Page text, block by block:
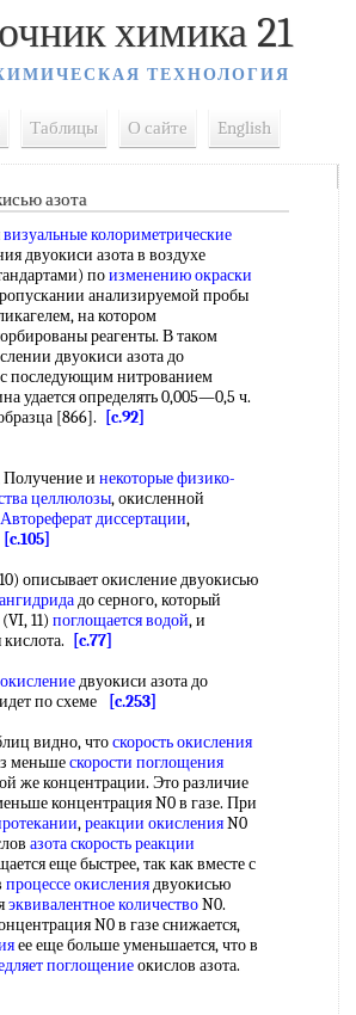
химика 21
ТЕХНОЛОГИЯ
Таблицы О сайте English
азота
визуальные колориметрические
двуокиси азота в воздухе
поизменению окраски
анализируемой пробы
на котором
реагенты. В таком
двуокиси азота до
с последующим нитрованием
удается определять 0,005—0,5 ч.
[866].
[c.92]
и некоторые физико-
целлюлозы, окисленной
Автореферат диссертации,
[c.105]
описывает окисление двуокисью
до серного, который
11) поглощается водой, и
кислота.
[c.77]
двуокиси азота до
идет по схеме
[c.253]
видно, чтоскорость окисления
меньшескорости поглощения
же концентрации. Это различие
концентрация N0 в газе. При
,реакции окисленияN0
азота скорость реакции
еще быстрее, так как вместе с
процессе окислениядвуокисью
эквивалентное количествоN0.
N0 в газе снижается,
ее еще больше уменьшается, что в
поглощениеокислов азота.